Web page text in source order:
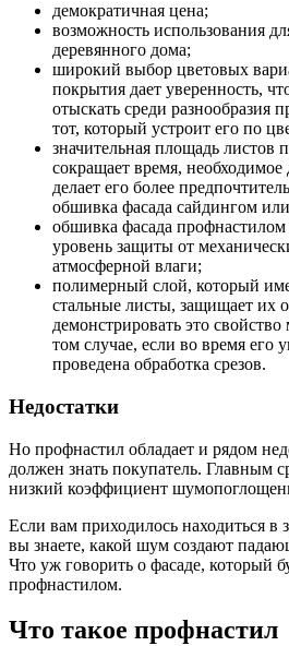
демократичная цена;
возможность использования
деревянного дома;
широкий выбор цветовых
покрытия дает уверенность,
отыскать среди разнообразия
тот, который устроит его по
значительная площадь листов
сокращает время, необходимое
делает его более
обшивка фасада сайдингом
обшивка фасада
уровень защиты от
атмосферной влаги;
полимерный слой, который
стальные листы, защищает их
демонстрировать это
том случае, если во время его
проведена обработка срезов.
Недостатки
Но профнастил обладает и рядом
должен знать покупатель. Главным
низкий коэффициент
Если вам приходилось находиться в
вы знаете, какой шум создают
Что уж говорить о фасаде, который
профнастилом.
Что такое профнастил